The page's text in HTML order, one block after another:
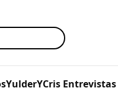
Entrevistas